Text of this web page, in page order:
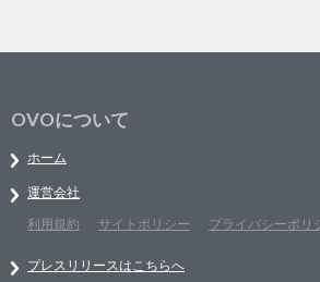
OVOについて
ホーム
運営会社
利用規約
サイトポリシー プライバシーポリ
プレスリリースはこちらへ